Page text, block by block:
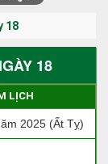
18
18
LỊCH
2025 (Ất Tỵ)